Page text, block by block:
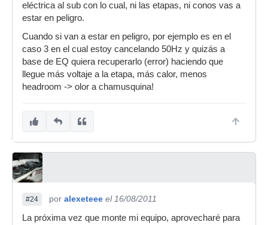
eléctrica al sub con lo cual, ni las etapas, ni conos vas a
estar en peligro.
Cuando si van a estar en peligro, por ejemplo es en el
caso 3 en el cual estoy cancelando 50Hz y quizás a
base de EQ quiera recuperarlo (error) haciendo que
llegue más voltaje a la etapa, más calor, menos
headroom -> olor a chamusquina!
#24 por alexeteee el 16/08/2011
La próxima vez que monte mi equipo, aprovecharé para